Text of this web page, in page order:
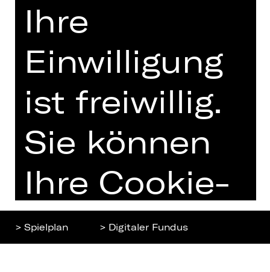
Home
Spielplan
Künstler*innen
Newsletter
Kartenkauf
Abos 26/27
Presse
Kontakt
ZVB/L
AGB
Datenschutz
Cookies
> Spielplan > Digitaler Fundus
Ihre
Einwilligung
ist freiwillig.
Sie können
Ihre Cookie-
Einstellungen